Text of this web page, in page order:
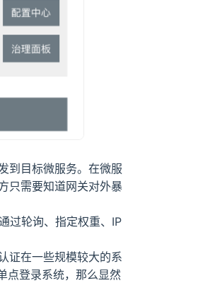
到目标微服务。在微服
只需要知道网关对外暴
过轮询、指定权重、IP
证在一些规模较大的系
点登录系统，那么显然